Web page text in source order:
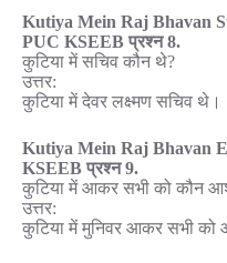
Kutiya Mein Raj Bhavan
PUC KSEEB प्रश्न 8.
कुटिया में सचिव कौन थे?
उत्तर:
कुटिया में देवर लक्ष्मण सचिव थे।
Kutiya Mein Raj Bhavan
KSEEB प्रश्न 9.
कुटिया में आकर सभी को कौन
उत्तर:
कुटिया में मुनिवर आकर सभी को